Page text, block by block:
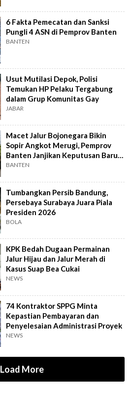
6 Fakta Pemecatan dan Sanksi
Pungli 4 ASN di Pemprov Banten
BANTEN
Usut Mutilasi Depok, Polisi
Temukan HP Pelaku Tergabung
dalam Grup Komunitas Gay
JABAR
Macet Jalur Bojonegara Bikin
Sopir Angkot Merugi, Pemprov
Banten Janjikan Keputusan Baru 4
Hari Lagi
BANTEN
Tumbangkan Persib Bandung,
Persebaya Surabaya Juara Piala
Presiden 2026
BOLA
KPK Bedah Dugaan Permainan
Jalur Hijau dan Jalur Merah di
Kasus Suap Bea Cukai
NEWS
74 Kontraktor SPPG Minta
Kepastian Pembayaran dan
Penyelesaian Administrasi Proyek
NEWS
Load More